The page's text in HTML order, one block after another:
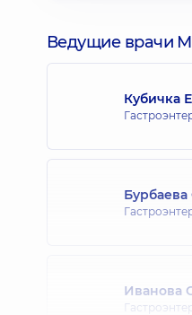
Ведущие врачи
Кубичка
Бурбаева
Иванова